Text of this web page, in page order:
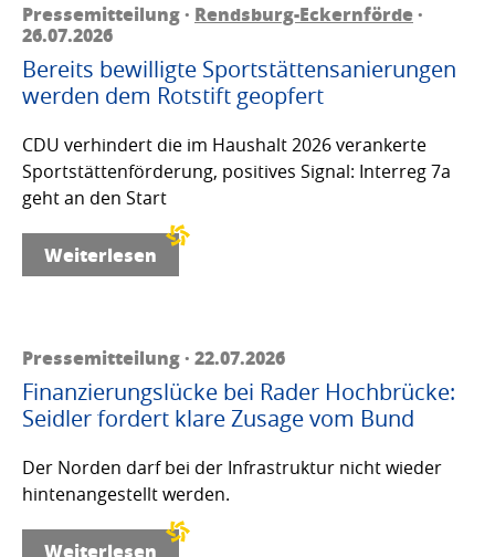
Pressemitteilung · Rendsburg-Eckernförde·
26.07.2026
Bereits bewilligte Sportstättensanierungen
werden dem Rotstift geopfert
CDU verhindert die im Haushalt 2026 verankerte
Sportstättenförderung, positives Signal: Interreg 7a
geht an den Start
Weiterlesen
Pressemitteilung · 22.07.2026
Finanzierungslücke bei Rader Hochbrücke:
Seidler fordert klare Zusage vom Bund
Der Norden darf bei der Infrastruktur nicht wieder
hintenangestellt werden.
Weiterlesen